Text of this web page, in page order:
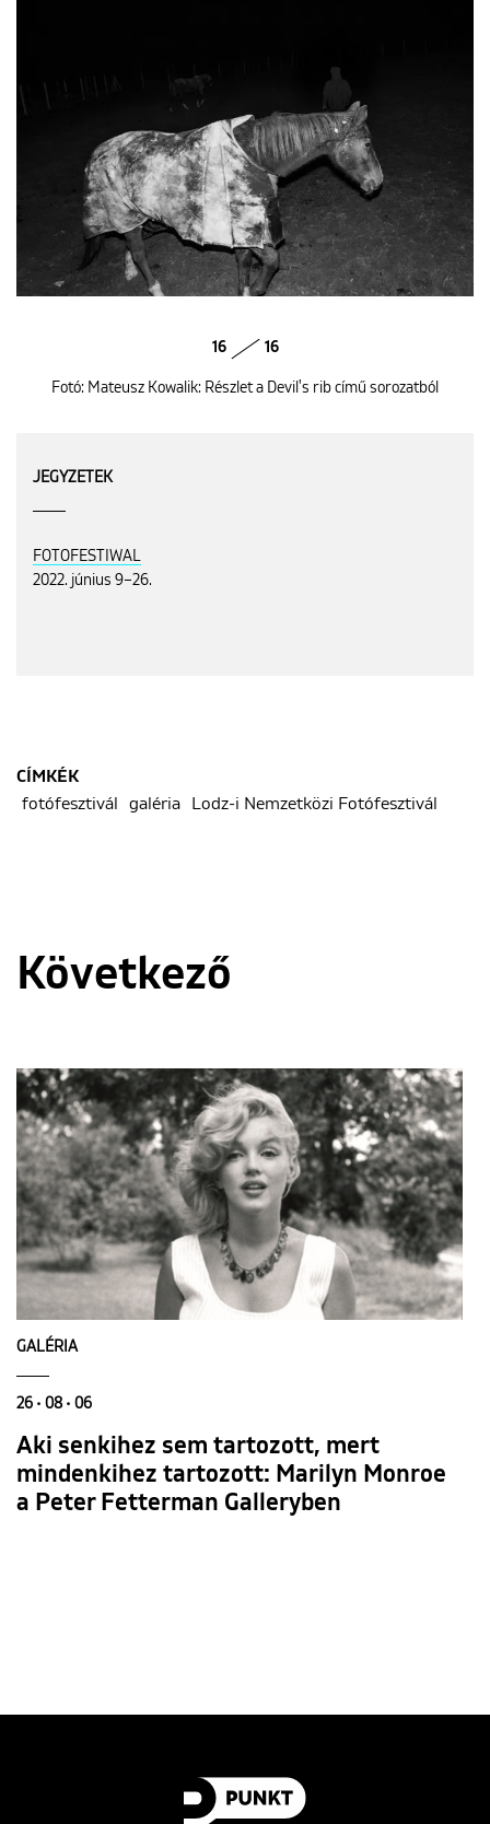
16 16
Fotó: Mateusz Kowalik: Részlet a Devil's rib című sorozatból
JEGYZETEK
FOTOFESTIWAL
2022. június 9–26.
CÍMKÉK
fotófesztivál
galéria Lodz-i Nemzetközi Fotófesztivál
Következő
GALÉRIA
26 • 08 • 06
Aki senkihez sem tartozott, mert
mindenkihez tartozott: Marilyn Monroe
a Peter Fetterman Galleryben